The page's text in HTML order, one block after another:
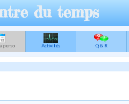
du temps
perso Activités Q & R